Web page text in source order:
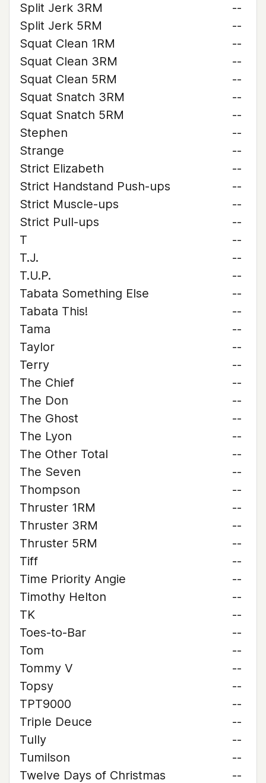
Split Jerk 3RM
--
Split Jerk 5RM
--
Squat Clean 1RM
--
Squat Clean 3RM
--
Squat Clean 5RM
--
Squat Snatch 3RM
--
Squat Snatch 5RM
--
Stephen
--
Strange
--
Strict Elizabeth
--
Strict Handstand Push-ups
--
Strict Muscle-ups
--
Strict Pull-ups
--
T
--
T.J.
--
T.U.P.
--
Tabata Something Else
--
Tabata This!
--
Tama
--
Taylor
--
Terry
--
The Chief
--
The Don
--
The Ghost
--
The Lyon
--
The Other Total
--
The Seven
--
Thompson
--
Thruster 1RM
--
Thruster 3RM
--
Thruster 5RM
--
Tiff
--
Time Priority Angie
--
Timothy Helton
--
TK
--
Toes-to-Bar
--
Tom
--
Tommy V
--
Topsy
--
TPT9000
--
Triple Deuce
--
Tully
--
Tumilson
--
Twelve Days of Christmas
--